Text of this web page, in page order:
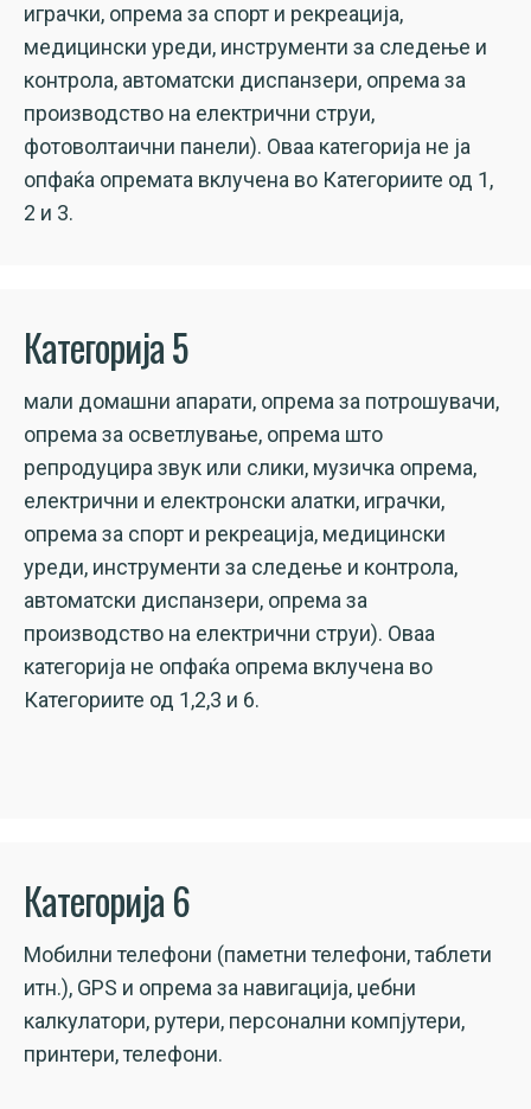
играчки, опрема за спорт и рекреација,
медицински уреди, инструменти за следење и
контрола, автоматски диспанзери, опрема за
производство на електрични струи,
фотоволтаични панели). Оваа категорија не ја
опфаќа опремата вклучена во Категориите од 1,
2 и 3.
Категорија 5
мали домашни апарати, опрема за потрошувачи,
опрема за осветлување, опрема што
репродуцира звук или слики, музичка опрема,
електрични и електронски алатки, играчки,
опрема за спорт и рекреација, медицински
уреди, инструменти за следење и контрола,
автоматски диспанзери, опрема за
производство на електрични струи). Оваа
категорија не опфаќа опрема вклучена во
Категориите од 1,2,3 и 6.
Категорија 6
Мобилни телефони (паметни телефони, таблети
итн.), GPS и опрема за навигација, џебни
калкулатори, рутери, персонални компјутери,
принтери, телефони.